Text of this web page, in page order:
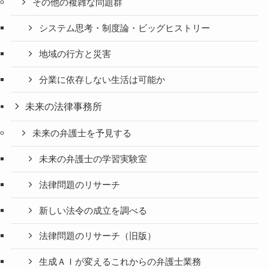
その他の複雑な問題群
システム思考・制度論・ビッグヒストリー
地域の行方と災害
分業に依存しない生活は可能か
未来の法律事務所
未来の弁護士を予見する
未来の弁護士の学習実験室
法律問題のリサーチ
新しい法令の成立を調べる
法律問題のリサーチ（旧版）
生成ＡＩが変えるこれからの弁護士業務